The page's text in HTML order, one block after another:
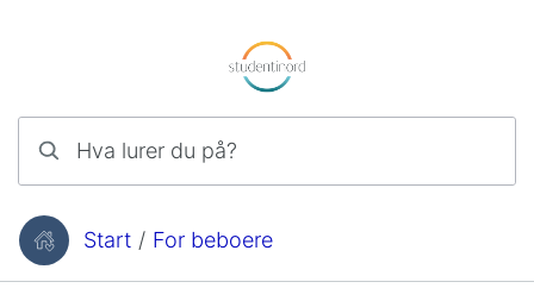
Du er her:Start / For beboere